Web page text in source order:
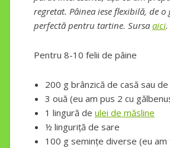
regretat. Pâinea iese flexibilă, de o
perfectă pentru tartine. Sursa aici.
Pentru 8-10 felii de pâine
200 g brânzică de casă sau
3 ouă (eu am pus 2 cu
1 lingură de ulei de măsline
½ linguriță de sare
100 g semințe diverse (eu